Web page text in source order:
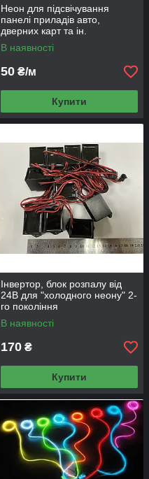
Неон для підсвічування
панелі приладів авто,
дверних карт та ін.
В наявності
50 ₴/м
Купити
Інвертор, блок розпалу від
24В для "холодного неону" 2-
го покоління
В наявності
170 ₴
Купити